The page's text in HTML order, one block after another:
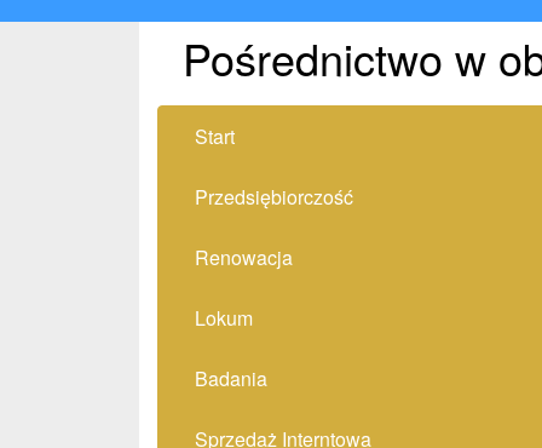
Pośrednictwo w
Start
Przedsiębiorczość
Renowacja
Lokum
Badania
Sprzedaż Interntowa